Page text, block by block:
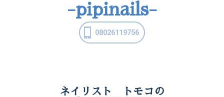
-pipinails-
08026119756
ネイリスト トモコの